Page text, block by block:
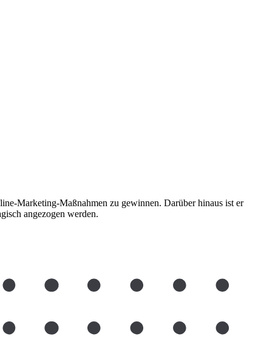
Marketing-Maßnahmen zu gewinnen. Darüber hinaus ist er
angezogen werden.